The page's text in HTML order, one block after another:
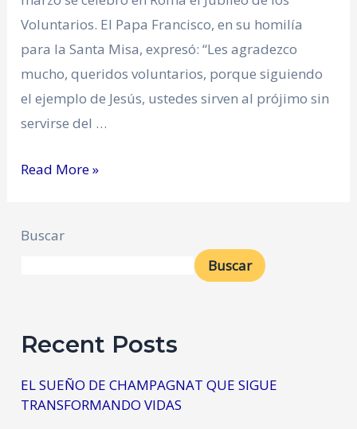
Voluntarios. El Papa Francisco, en su homilía
para la Santa Misa, expresó: “Les agradezco
mucho, queridos voluntarios, porque siguiendo
el ejemplo de Jesús, ustedes sirven al prójimo sin
servirse del …
Read More »
Buscar
Buscar
Recent Posts
EL SUEÑO DE CHAMPAGNAT QUE SIGUE
TRANSFORMANDO VIDAS